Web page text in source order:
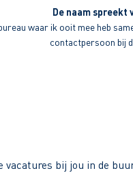
De naam spreekt
waar ik ooit mee heb
contactpersoon bij
vacatures bij jou in de